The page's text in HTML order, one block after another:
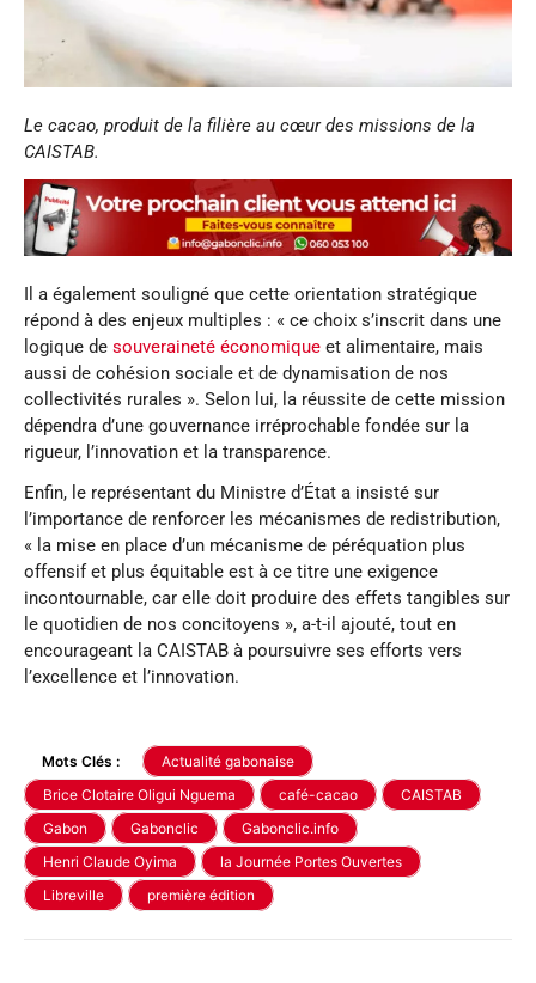
Le cacao, produit de la filière au cœur des missions de la
CAISTAB.
Il a également souligné que cette orientation stratégique
répond à des enjeux multiples : « ce choix s’inscrit dans une
logique de souveraineté économique et alimentaire, mais
aussi de cohésion sociale et de dynamisation de nos
collectivités rurales ». Selon lui, la réussite de cette mission
dépendra d’une gouvernance irréprochable fondée sur la
rigueur, l’innovation et la transparence.
Enfin, le représentant du Ministre d’État a insisté sur
l’importance de renforcer les mécanismes de redistribution,
« la mise en place d’un mécanisme de péréquation plus
offensif et plus équitable est à ce titre une exigence
incontournable, car elle doit produire des effets tangibles sur
le quotidien de nos concitoyens », a-t-il ajouté, tout en
encourageant la CAISTAB à poursuivre ses efforts vers
l’excellence et l’innovation.
Mots Clés :
Actualité gabonaise
Brice Clotaire Oligui Nguema
café-cacao
CAISTAB
Gabon
Gabonclic
Gabonclic.info
Henri Claude Oyima
la Journée Portes Ouvertes
Libreville
première édition